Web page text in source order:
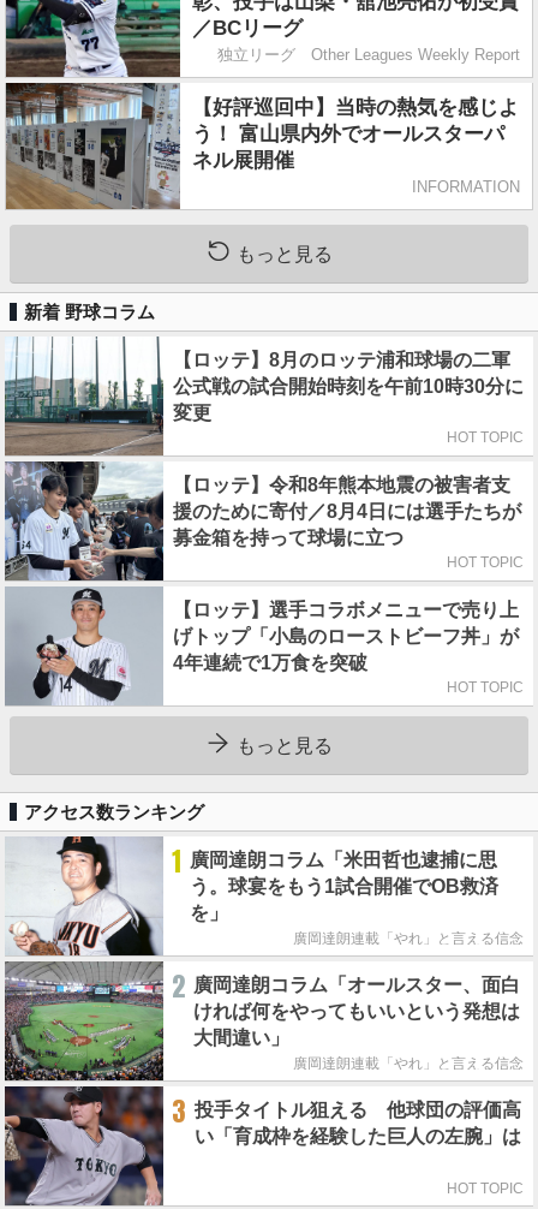
／BCリーグ
独立リーグ Other Leagues Weekly Report
【好評巡回中】当時の熱気を感じよ
う！ 富山県内外でオールスターパ
ネル展開催
INFORMATION
もっと見る
新着 野球コラム
【ロッテ】8月のロッテ浦和球場の二軍
公式戦の試合開始時刻を午前10時30分に
変更
HOT TOPIC
【ロッテ】令和8年熊本地震の被害者支
援のために寄付／8月4日には選手たちが
募金箱を持って球場に立つ
HOT TOPIC
【ロッテ】選手コラボメニューで売り上
げトップ「小島のローストビーフ丼」が
4年連続で1万食を突破
HOT TOPIC
もっと見る
アクセス数ランキング
1 廣岡達朗コラム「米田哲也逮捕に思
う。球宴をもう1試合開催でOB救済
を」
廣岡達朗連載「やれ」と言える信念
2 廣岡達朗コラム「オールスター、面白
ければ何をやってもいいという発想は
大間違い」
廣岡達朗連載「やれ」と言える信念
3 投手タイトル狙える 他球団の評価高
い「育成枠を経験した巨人の左腕」は
HOT TOPIC